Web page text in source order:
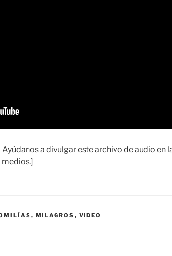
Ayúdanos a divulgar este archivo de audio en
, MILAGROS , VIDEO